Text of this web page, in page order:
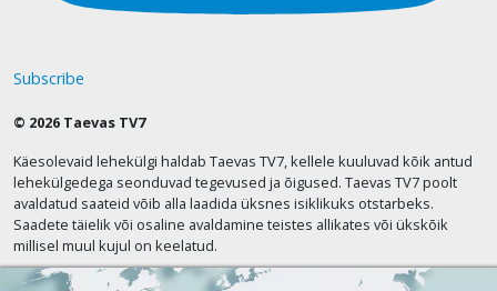
Subscribe
© 2026 Taevas TV7
Käesolevaid lehekülgi haldab Taevas TV7, kellele kuuluvad kõik antud
lehekülgedega seonduvad tegevused ja õigused. Taevas TV7 poolt
avaldatud saateid võib alla laadida üksnes isiklikuks otstarbeks.
Saadete täielik või osaline avaldamine teistes allikates või ükskõik
millisel muul kujul on keelatud.